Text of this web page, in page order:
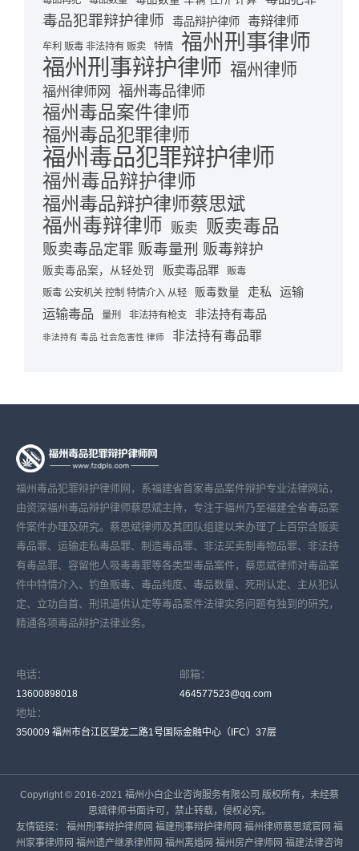
毒品犯罪辩护律师 毒品辩护律师 毒辩律师
牟利 贩毒 非法持有 贩卖 特情 福州刑事律师
福州刑事辩护律师 福州律师
福州律师网 福州毒品律师
福州毒品案件律师
福州毒品犯罪律师
福州毒品犯罪辩护律师
福州毒品辩护律师
福州毒品辩护律师蔡思斌
福州毒辩律师 贩卖 贩卖毒品
贩卖毒品定罪 贩毒量刑 贩毒辩护
贩卖毒品案，从轻处罚 贩卖毒品罪
贩毒
贩毒 公安机关 控制 特情介入 从轻
贩毒数量 走私 运输
运输毒品 量刑 非法持有枪支 非法持有毒品
非法持有 毒品 社会危害性 律师 非法持有毒品罪
福州毒品犯罪辩护律师网，系福建省首家毒品案件辩护专业法律网站，
由资深福州毒品辩护律师蔡思斌主持，专注于福州乃至福建全省毒品案
件案件办理及研究。蔡思斌律师及其团队组建以来办理了上百宗含贩卖
毒品罪、运输走私毒品罪、制造毒品罪、非法买卖制毒物品罪、非法持
有毒品罪、容留他人吸毒毒罪等各类型毒品案件，蔡思斌律师对毒品案
件中特情介入、钓鱼贩毒、毒品纯度、毒品数量、死刑认定、主从犯认
定、立功自首、刑讯逼供认定等毒品案件法律实务问题有独到的研究，
精通各项毒品辩护法律业务。
电话：
13600898018
邮箱：
464577523@qq.com
地址：
350009 福州市台江区望龙二路1号国际金融中心（IFC）37层
Copyright © 2016-2021 福州小白企业咨询服务有限公司 版权所有，未经蔡
思斌律师书面许可，禁止转载，侵权必究。
友情链接： 福州刑事辩护律师网 福建刑事辩护律师网 福州律师蔡思斌官网 福
州家事律师网 福州遗产继承律师网 福州离婚网 福州房产律师网 福建法律咨询